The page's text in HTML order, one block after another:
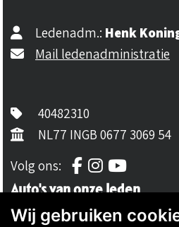
Ledenadm.: Henk
Mail ledenadministratie
40482310
NL77 INGB 0677 3069 54
Volg ons:
Volg ons op
Volg ons op
Volg ons
Auto's van onze leden
Wij gebruiken